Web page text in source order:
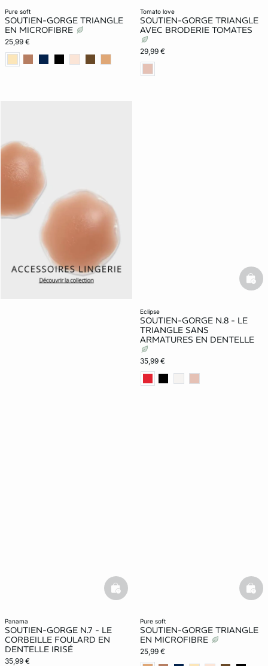
pure soft
SOUTIEN-GORGE TRIANGLE
EN MICROFIBRE
25,99 €
tomato love
SOUTIEN-GORGE TRIANGLE
AVEC BRODERIE TOMATES
29,99 €
eclipse
SOUTIEN-GORGE N.8 - LE
TRIANGLE SANS
ARMATURES EN DENTELLE
35,99 €
panama
SOUTIEN-GORGE N.7 - LE
CORBEILLE FOULARD EN
DENTELLE IRISÉ
35,99 €
basketfull
pure soft
SOUTIEN-GORGE TRIANGLE
EN MICROFIBRE
25,99 €